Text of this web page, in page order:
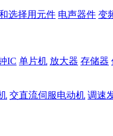
选择用元件 电声器件 变
IC 单片机 放大器 存储器
交直流伺服电动机 调速